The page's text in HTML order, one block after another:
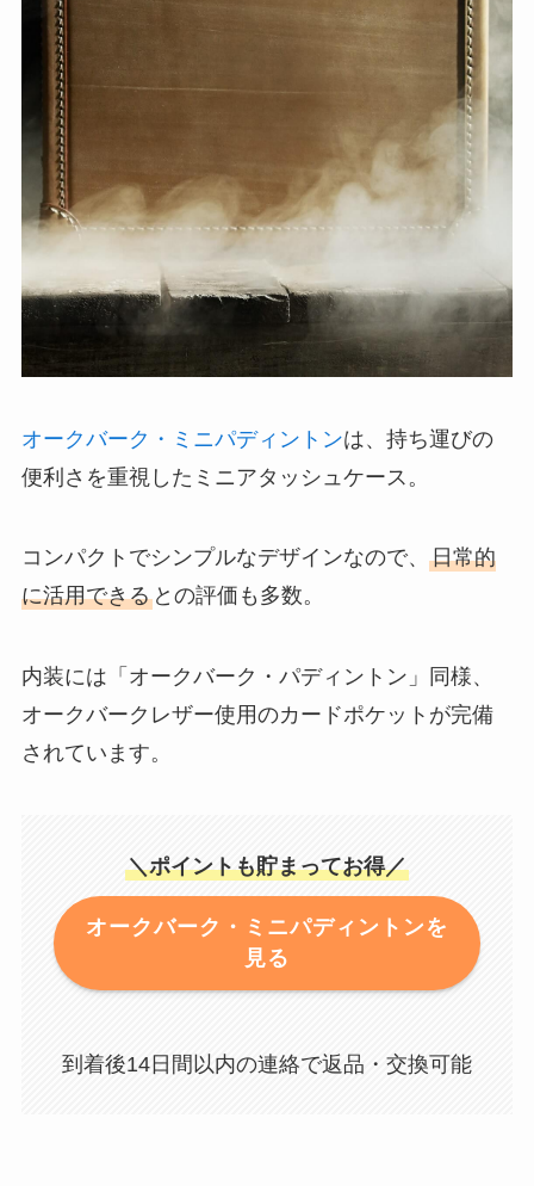
オークバーク・ミニパディントンは、持ち運びの
便利さを重視したミニアタッシュケース。
コンパクトでシンプルなデザインなので、 日常的
に活用できるとの評価も多数。
内装には「オークバーク・パディントン」同様、
オークバークレザー使用のカードポケットが完備
されています。
＼ポイントも貯まってお得／
オークバーク・ミニパディントンを
見る
到着後14日間以内の連絡で返品・交換可能